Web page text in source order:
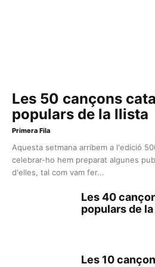
Les 50 cançons
populars de la llista
Primera Fila
Aquesta setmana arribem a l'edició
celebrar-ho hem preparat algunes
d'elles, tal com vam fer...
Les 40
populars de
Les 10